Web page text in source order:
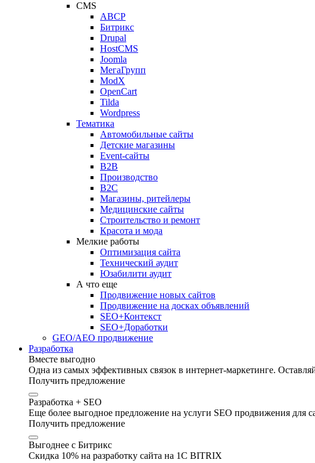
CMS
ABCP
Битрикс
Drupal
HostCMS
Joomla
МегаГрупп
ModX
OpenCart
Tilda
Wordpress
Тематика
Автомобильные сайты
Детские магазины
Event-сайты
B2B
Производство
B2C
Магазины, ритейлеры
Медицинские сайты
Строительство и ремонт
Красота и мода
Мелкие работы
Оптимизация сайта
Технический аудит
Юзабилити аудит
А что еще
Продвижение новых сайтов
Продвижение на досках объявлений
SEO+Контекст
SEO+Доработки
GEO/AEO продвижение
Разработка
Вместе выгодно
Одна из самых эффективных связок в интернет-маркетинге.
Получить предложение
Разработка + SEO
Еще более выгодное предложение на услуги SEO продвижения для
Получить предложение
Выгоднее с Битрикс
Скидка 10% на разработку сайта на 1C BITRIX